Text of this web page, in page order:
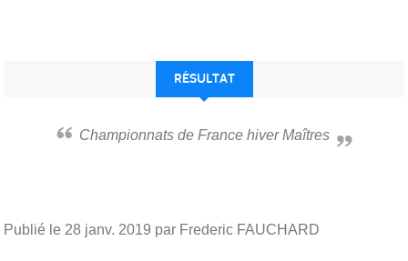
RÉSULTAT
Championnats de France hiver Maîtres
Publié le 28 janv. 2019 par Frederic FAUCHARD